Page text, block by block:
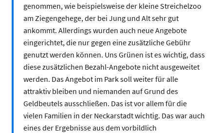
genommen, wie beispielsweise der kleine Streichelzoo
am Ziegengehege, der bei Jung und Alt sehr gut
ankommt. Allerdings wurden auch neue Angebote
eingerichtet, die nur gegen eine zusätzliche Gebühr
genutzt werden können. Uns Grünen ist es wichtig, dass
diese zusätzlichen Bezahl-Angebote nicht ausgeweitet
werden. Das Angebot im Park soll weiter für alle
attraktiv bleiben und niemanden auf Grund des
Geldbeutels ausschließen. Das ist vor allem für die
vielen Familien in der Neckarstadt wichtig. Das war auch
eines der Ergebnisse aus dem vorbildlich